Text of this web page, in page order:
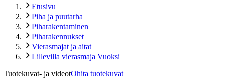
Etusivu
Piha ja puutarha
Piharakentaminen
Piharakennukset
Vierasmajat ja aitat
Lillevilla vierasmaja Vuoksi
Tuotekuvat- ja videotOhita tuotekuvat